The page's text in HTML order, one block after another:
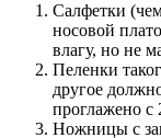
Салфетки
носовой
влагу, но не
Пеленки
другое
проглажено с
Ножницы с